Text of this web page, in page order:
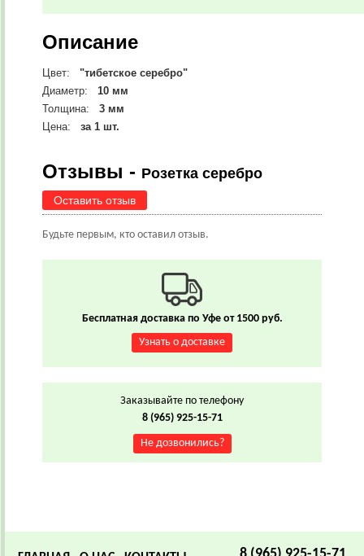
Описание
Цвет:
"тибетское серебро"
Диаметр: 10 мм
Толщина: 3 мм
Цена:
за 1 шт.
Отзывы - Розетка серебро
Оставить отзыв
Будьте первым, кто оставил отзыв.
Бесплатная доставка по Уфе от 1500 руб.
Узнать о доставке
Заказывайте по телефону
8 (965) 925-15-71
Не дозвонились?